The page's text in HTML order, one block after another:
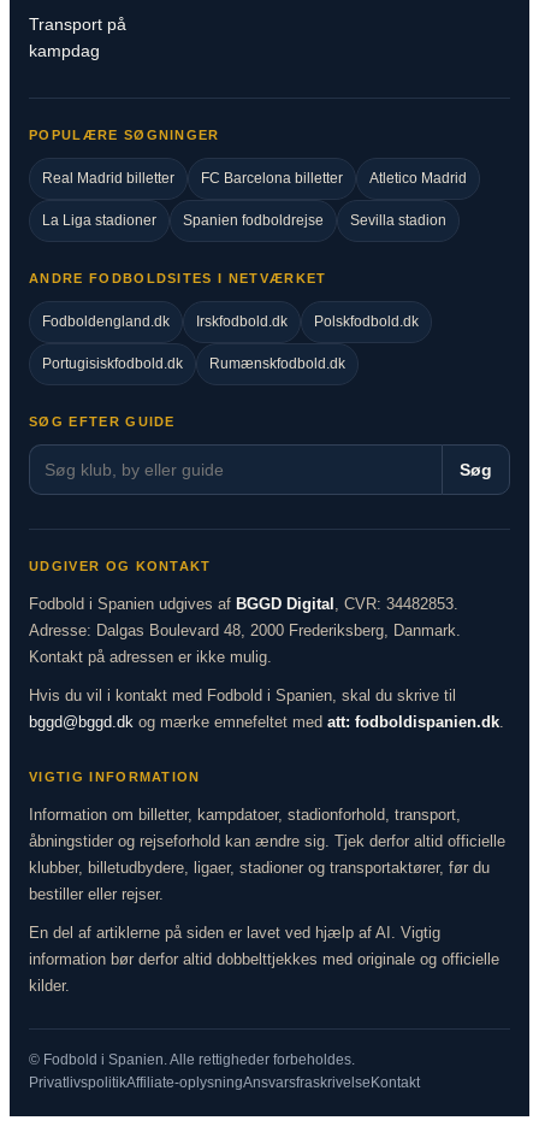
Transport på
kampdag
POPULÆRE SØGNINGER
Real Madrid billetter FC Barcelona billetter Atletico Madrid
La Liga stadioner Spanien fodboldrejse Sevilla stadion
ANDRE FODBOLDSITES I NETVÆRKET
Fodboldengland.dk Irskfodbold.dk Polskfodbold.dk
Portugisiskfodbold.dk Rumænskfodbold.dk
SØG EFTER GUIDE
Søg
UDGIVER OG KONTAKT
Fodbold i Spanien udgives af BGGD Digital , CVR: 34482853.
Adresse: Dalgas Boulevard 48, 2000 Frederiksberg, Danmark.
Kontakt på adressen er ikke mulig.
Hvis du vil i kontakt med Fodbold i Spanien, skal du skrive til
bggd@bggd.dk og mærke emnefeltet med att: fodboldispanien.dk
VIGTIG INFORMATION
Information om billetter, kampdatoer, stadionforhold, transport,
åbningstider og rejseforhold kan ændre sig. Tjek derfor altid officielle
klubber, billetudbydere, ligaer, stadioner og transportaktører, før du
bestiller eller rejser.
En del af artiklerne på siden er lavet ved hjælp af AI. Vigtig
information bør derfor altid dobbelttjekkes med originale og officielle
kilder.
© Fodbold i Spanien. Alle rettigheder forbeholdes.
PrivatlivspolitikAffiliate-oplysningAnsvarsfraskrivelseKontakt